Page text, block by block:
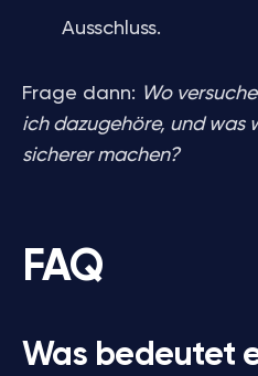
Ausschluss.
Frage dann: Wo
ich dazugehöre, und was
sicherer machen?
FAQ
Was bedeutet